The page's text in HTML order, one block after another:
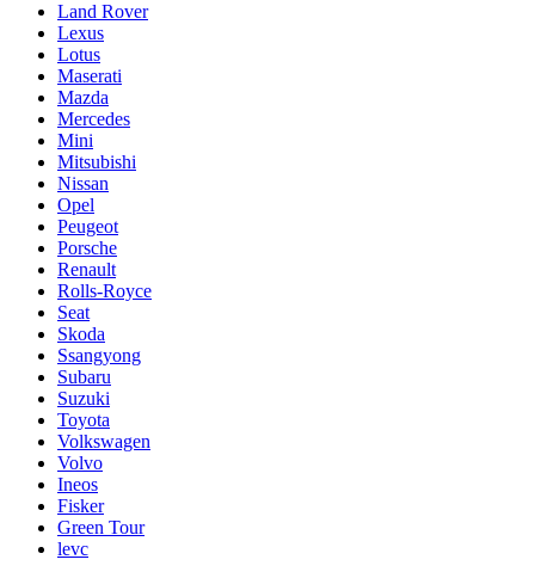
Land Rover
Lexus
Lotus
Maserati
Mazda
Mercedes
Mini
Mitsubishi
Nissan
Opel
Peugeot
Porsche
Renault
Rolls-Royce
Seat
Skoda
Ssangyong
Subaru
Suzuki
Toyota
Volkswagen
Volvo
Ineos
Fisker
Green Tour
levc